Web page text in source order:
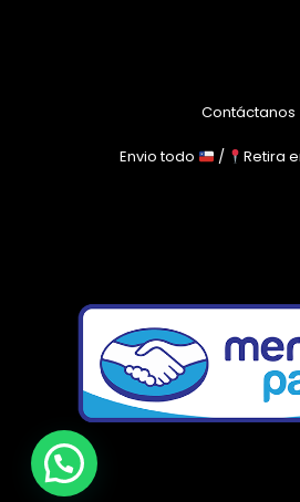
Contáctanos
Envio todo / Retira